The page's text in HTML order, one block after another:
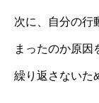
次に、自分の行
まったのか原因
繰り返さないた